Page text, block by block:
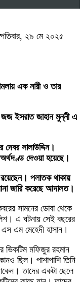
২৯ মে ২০২৫
এক নারী ও তার
জজ ইসরাত জাহান মুন্নী এ
সালাউদ্দিন।
দেওয়া হয়েছে।
পলাতক থাকায়
জারি করেছে আদালত।
সামনের ডোবা থেকে
এ ঘটনায় সেই বছরের
এম মেহেদী হাসান।
ভিকটিম মফিজুর রহমান
ছিল। পাশাপাশি তিনি
তাদের একটা ছেলে